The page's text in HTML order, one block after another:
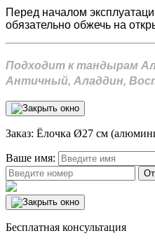
Перед началом
обязательно обжечь на
Подходит к тандырам
Античный, Аладдин,
Заказ: Ёлочка Ø27 см
Ваше имя:
Бесплатная консультация